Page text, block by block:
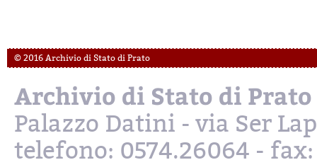
© 2016 Archivio di Stato di Prato
Archivio di Stato di Prato
Palazzo Datini - via Ser
telefono: 0574.26064 - fax: